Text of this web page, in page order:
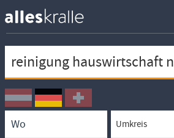
Ortssuche
Umkreissuche
Arbeitsform